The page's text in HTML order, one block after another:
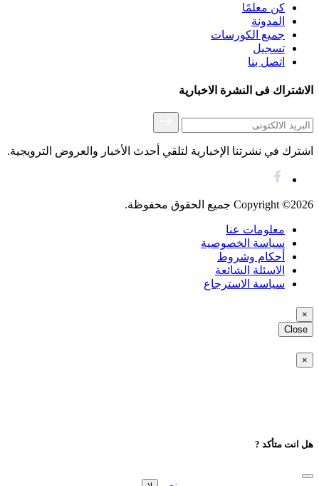
كن معلمًا
المدونة
جميع الكورسات
تسجيل
اتصل بنا
اﻻشتراك فى النشرة اﻻخبارية
اشترك في نشرتنا الإخبارية لتلقي أحدث الأخبار والعروض الترويجية.
Copyright ©2026 جميع الحقوق محفوظة.
معلومات عنا
سياسة الخصوصية
أحكام وشروط
اﻻسئلة الشائعة
سياسة الاسترجاع
×
Close
×
هل انت متأكد ?